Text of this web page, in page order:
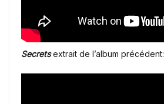
Secretsextrait de l’album précédent: